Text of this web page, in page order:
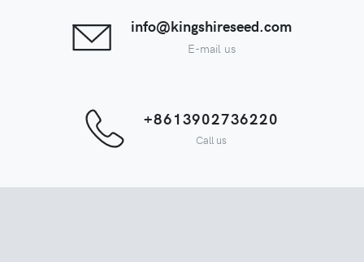
info@kingshireseed.com
E-mail us
+8613902736220
Call us